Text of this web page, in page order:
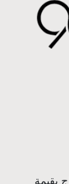
بقيمة